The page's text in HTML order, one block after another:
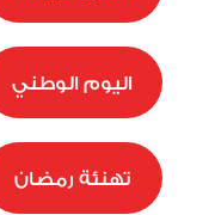
اليوم الوطني
تهنئة رمضان